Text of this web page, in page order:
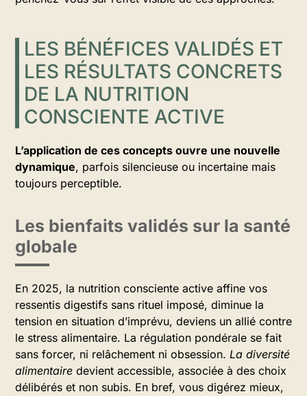
LES BÉNÉFICES VALIDÉS ET
LES RÉSULTATS CONCRETS
DE LA NUTRITION
CONSCIENTE ACTIVE
L’application de ces concepts ouvre une nouvelle
dynamique, parfois silencieuse ou incertaine mais
toujours perceptible.
Les bienfaits validés sur la santé
globale
En 2025, la nutrition consciente active affine vos
ressentis digestifs sans rituel imposé, diminue la
tension en situation d’imprévu, deviens un allié contre
le stress alimentaire. La régulation pondérale se fait
sans forcer, ni relâchement ni obsession. La diversité
alimentaire devient accessible, associée à des choix
délibérés et non subis. En bref, vous digérez mieux,